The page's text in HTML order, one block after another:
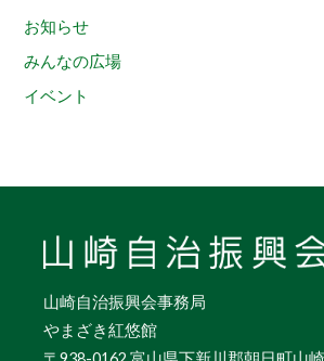
お知らせ
みんなの広場
イベント
山崎自治振興会事務局
やまざき紅悠館